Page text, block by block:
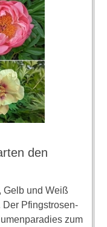
den
Gelb und Weiß
Der Pfingstrosen-
zum